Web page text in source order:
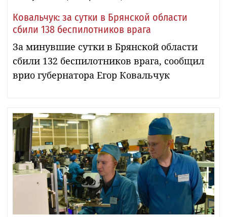
Ковальчук: за сутки в Брянской области
сбили 138 беспилотников врага
За минувшие сутки в Брянской области
сбили 132 беспилотников врага, сообщил
врио губернатора Егор Ковальчук